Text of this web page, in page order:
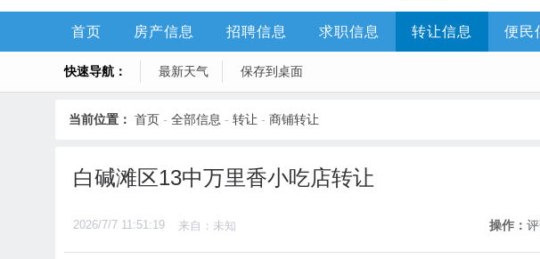
首页 房产信息 招聘信息 求职信息 转让信息 便民
快速导航： 最新天气 保存到桌面
当前位置： 首页 - 全部信息 - 转让 - 商铺转让
白碱滩区13中万里香小吃店转让
2026/7/7 11:51:19 来自：未知 操作：